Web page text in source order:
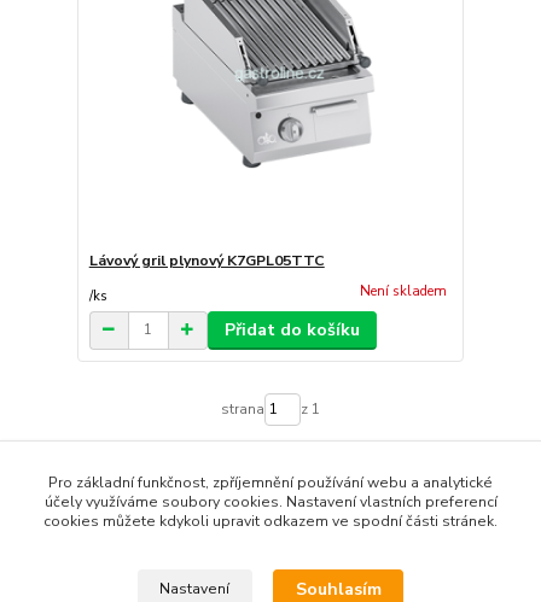
Lávový gril plynový K7GPL05TTC
/ks Není skladem
Přidat do košíku
strana z 1
vystavit kupujícímu účtenku. Zároveň je povinen zaevidovat
Pro základní funkčnost, zpříjemnění používání webu a analytické
účely využíváme soubory cookies. Nastavení vlastních preferencí
cookies můžete kdykoli upravit odkazem ve spodní části stránek.
Nastavení Souhlasím